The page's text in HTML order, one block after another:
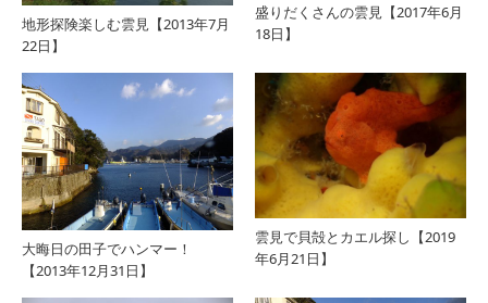
地形探険楽しむ雲見【2013年7月
22日】
盛りだくさんの雲見【2017年6月
18日】
大晦日の田子でハンマー！
【2013年12月31日】
雲見で貝殻とカエル探し【2019
年6月21日】